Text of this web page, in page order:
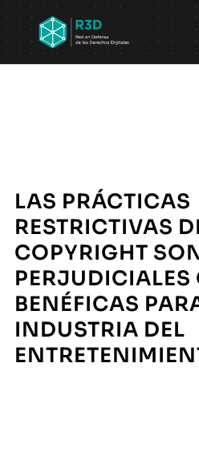
LAS PRÁCTICAS
RESTRICTIVAS
COPYRIGHT
PERJUDICIALES
BENÉFICAS
INDUSTRIA DEL